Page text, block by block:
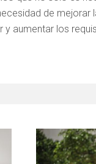
de
aumentar los